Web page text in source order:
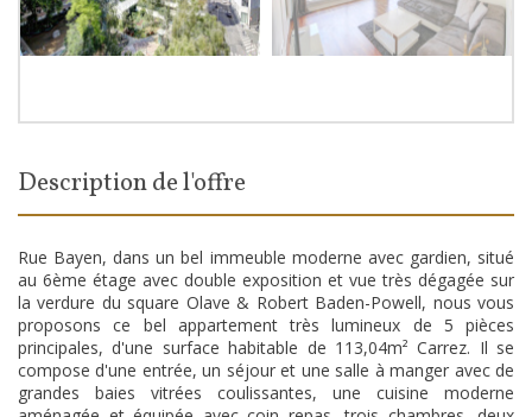
description de l'offre
Rue Bayen, dans un bel immeuble moderne avec gardien, situé
au 6ème étage avec double exposition et vue très dégagée sur
la verdure du square Olave & Robert Baden-Powell, nous vous
proposons ce bel appartement très lumineux de 5 pièces
principales, d'une surface habitable de 113,04m² Carrez. Il se
compose d'une entrée, un séjour et une salle à manger avec de
grandes baies vitrées coulissantes, une cuisine moderne